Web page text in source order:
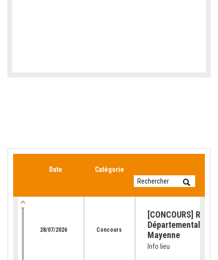
Date Catégorie
28/07/2026 Concours
[CONCOURS]
Départemental de
Mayenne
Info lieu